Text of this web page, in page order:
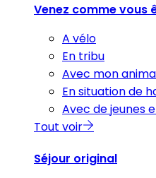
Venez comme vous
A vélo
En tribu
Avec mon
En situation de
Avec de jeunes
Tout voir
Séjour original